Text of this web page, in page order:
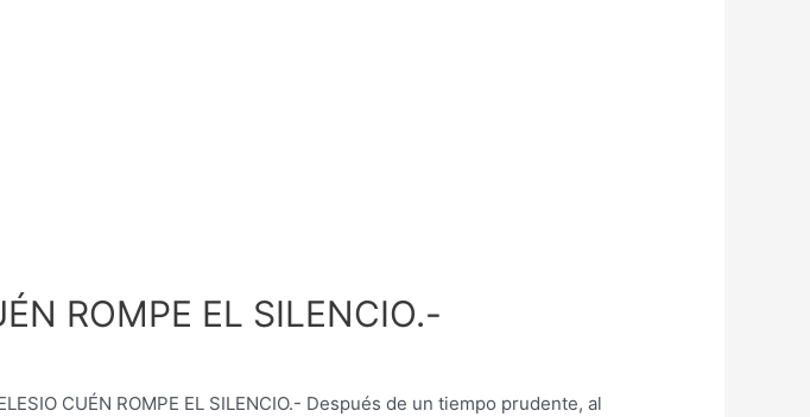
ROMPE EL SILENCIO.-
CUÉN ROMPE EL SILENCIO.- Después de un tiempo prudente, al